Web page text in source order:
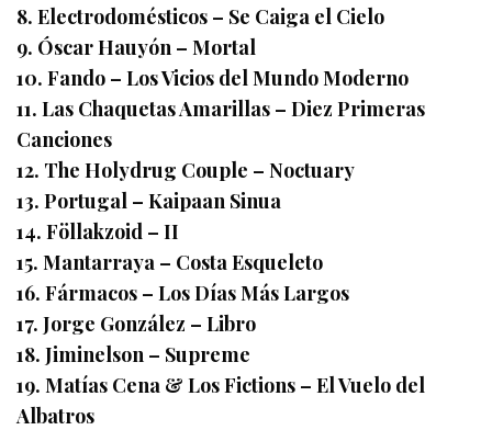
8. Electrodomésticos – Se Caiga el Cielo
9. Óscar Hauyón – Mortal
10. Fando – Los Vicios del Mundo Moderno
11. Las Chaquetas Amarillas – Diez Primeras
Canciones
12. The Holydrug Couple – Noctuary
13. Portugal – Kaipaan Sinua
14. Föllakzoid – II
15. Mantarraya – Costa Esqueleto
16. Fármacos – Los Días Más Largos
17. Jorge González – Libro
18. Jiminelson – Supreme
19. Matías Cena & Los Fictions – El Vuelo del
Albatros